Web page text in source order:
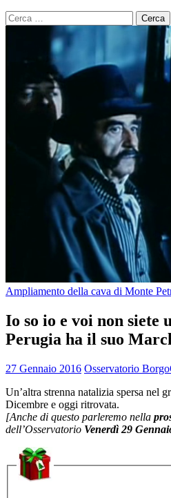
Ricerca
per:
Ampliamento della cava di Monte
Io so io e voi non siete
Perugia ha il suo
27 Gennaio 2016 Osservatorio
Un’altra strenna natalizia spersa nel
Dicembre e oggi ritrovata.
[Anche di questo parleremo nella
dell’Osservatorio Venerdì 29